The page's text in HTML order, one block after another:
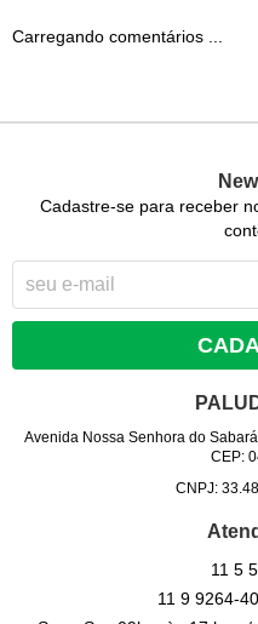
Carregando comentários ...
Cadastre-se para receber
Avenida Nossa Senhora do
CEP:
CNPJ:
11 5
11 9 9264-